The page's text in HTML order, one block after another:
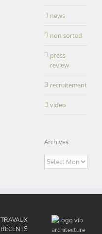
news
non sorted
press
review
recruitement
video
Archives
Archives
TRAVAUX
RÉCENTS